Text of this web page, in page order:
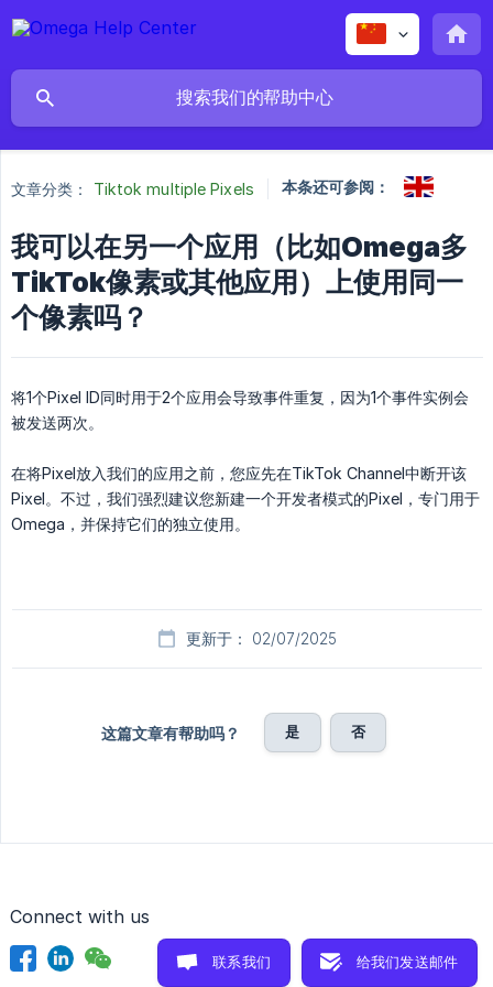
文章分类： Tiktok multiple Pixels 本条还可参阅：
我可以在另一个应用（比如Omega多
TikTok像素或其他应用）上使用同一
个像素吗？
将1个Pixel ID同时用于2个应用会导致事件重复，因为1个事件实例会
被发送两次。
在将Pixel放入我们的应用之前，您应先在TikTok Channel中断开该
Pixel。不过，我们强烈建议您新建一个开发者模式的Pixel，专门用于
Omega，并保持它们的独立使用。
更新于： 02/07/2025
这篇文章有帮助吗？ 是 否
Connect with us
联系我们 给我们发送邮件